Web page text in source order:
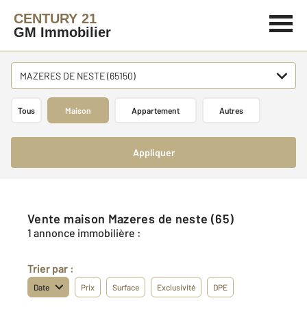
CENTURY 21
GM Immobilier
MAZERES DE NESTE (65150)
Tous Maison Appartement Autres
Appliquer
Vente maison Mazeres de neste (65)
1 annonce immobilière :
Trier par :
Date Prix Surface Exclusivité DPE